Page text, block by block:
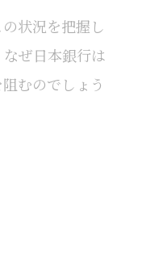
状況を把握し
ぜ日本銀行は
むのでしょう